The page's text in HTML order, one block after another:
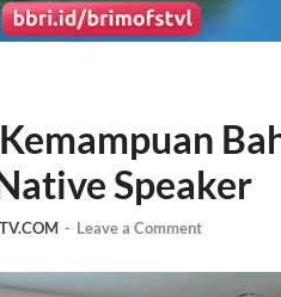
Speaker
- Leave a Comment